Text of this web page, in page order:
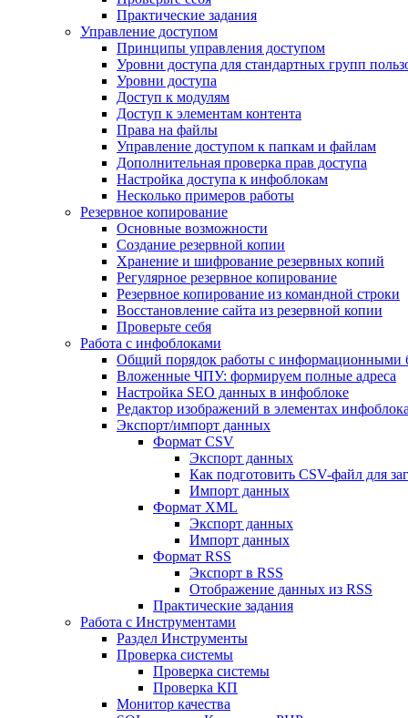
Практические задания
Управление доступом
Принципы управления доступом
Уровни доступа для стандартных групп
Уровни доступа
Доступ к модулям
Доступ к элементам контента
Права на файлы
Управление доступом к папкам и файлам
Дополнительная проверка прав доступа
Настройка доступа к инфоблокам
Несколько примеров работы
Резервное копирование
Основные возможности
Создание резервной копии
Хранение и шифрование резервных копий
Регулярное резервное копирование
Резервное копирование из командной строки
Восстановление сайта из резервной копии
Проверьте себя
Работа с инфоблоками
Общий порядок работы с информационными
Вложенные ЧПУ: формируем полные адреса
Настройка SEO данных в инфоблоке
Редактор изображений в элементах инфоблока
Экспорт/импорт данных
Формат CSV
Экспорт данных
Как подготовить CSV-файл для
Импорт данных
Формат XML
Экспорт данных
Импорт данных
Формат RSS
Экспорт в RSS
Отображение данных из RSS
Практические задания
Работа с Инструментами
Раздел Инструменты
Проверка системы
Проверка системы
Проверка КП
Монитор качества